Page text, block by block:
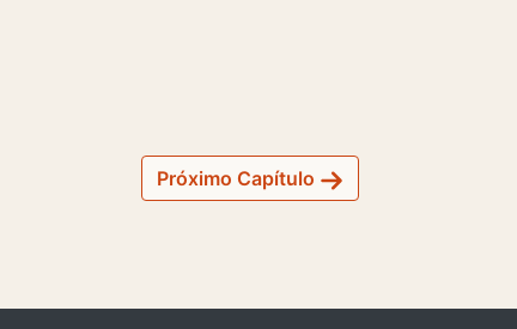
Próximo Capítulo